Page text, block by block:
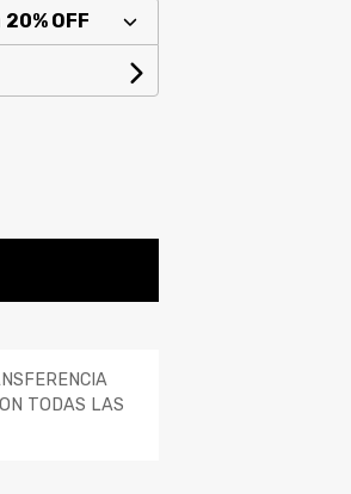
20% OFF
TODAS LAS